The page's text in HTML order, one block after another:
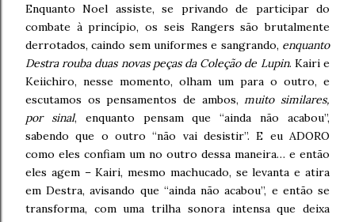
Enquanto Noel assiste, se privando de participar do
combate à princípio, os seis Rangers são brutalmente
derrotados, caindo sem uniformes e sangrando, enquanto
Destra rouba duas novas peças da Coleção de Lupin. Kairi e
Keiichiro, nesse momento, olham um para o outro, e
escutamos os pensamentos de ambos,muito similares,
por sinal, enquanto pensam que “ainda não acabou”,
sabendo que o outro “não vai desistir”. E eu ADORO
como eles confiam um no outro dessa maneira… e então
eles agem – Kairi, mesmo machucado, se levanta e atira
em Destra, avisando que “ainda não acabou”, e então se
transforma, com uma trilha sonora intensa que deixa